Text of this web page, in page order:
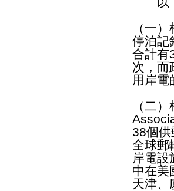
（一
停泊記
合計有
次，而
用岸電
（二
38個供
全球郵
岸電設
中在美
天津、